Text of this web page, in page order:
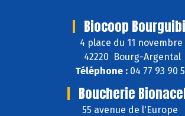
Biocoop
4 place du 11 novembre
42220 Bourg-Argental
Téléphone :04 77 93 90
Boucherie
55 avenue de l'Europe